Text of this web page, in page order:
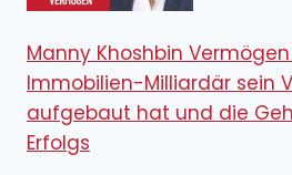
Manny Khoshbin
Immobilien-Milliardär sein
aufgebaut hat und die
Erfolgs